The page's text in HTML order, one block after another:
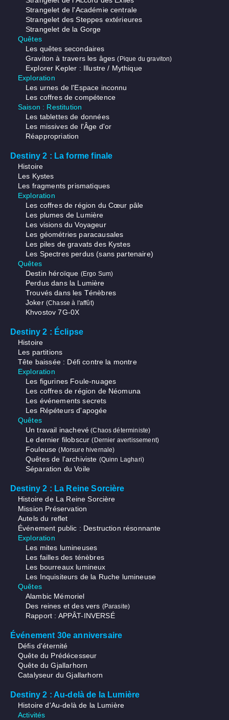
Strangelet de l'Académie centrale
Strangelet des Steppes extérieures
Strangelet de la Gorge
Quêtes
Les quêtes secondaires
Graviton à travers les âges(Pique du graviton)
Explorer Kepler : Illustre / Mythique
Exploration
Les urnes de l'Espace inconnu
Les coffres de compétence
Saison : Restitution
Les tablettes de données
Les missives de l'Âge d'or
Réappropriation
Destiny 2 : La forme finale
Histoire
Les Kystes
Les fragments prismatiques
Exploration
Les coffres de région du Cœur pâle
Les plumes de Lumière
Les visions du Voyageur
Les géométries paracausales
Les piles de gravats des Kystes
Les Spectres perdus (sans partenaire)
Quêtes
Destin héroïque (Ergo Sum)
Perdus dans la Lumière
Trouvés dans les Ténèbres
Joker (Chasse à l'affût)
Khvostov 7G-0X
Destiny 2 : Éclipse
Histoire
Les partitions
Tête baissée : Défi contre la montre
Exploration
Les figurines Foule-nuages
Les coffres de région de Néomuna
Les événements secrets
Les Répéteurs d'apogée
Quêtes
Un travail inachevé (Chaos déterministe)
Le dernier filobscur(Dernier avertissement)
Fouleuse(Morsure hivernale)
Quêtes de l'archiviste (Quinn Laghari)
Séparation du Voile
Destiny 2 : La Reine Sorcière
Histoire de La Reine Sorcière
Mission Préservation
Autels du reflet
Événement public : Destruction résonnante
Exploration
Les mites lumineuses
Les failles des ténèbres
Les bourreaux lumineux
Les Inquisiteurs de la Ruche lumineuse
Quêtes
Alambic Mémoriel
Des reines et des vers (Parasite)
Rapport : APPÂT-INVERSÉ
Événement 30e anniversaire
Défis d'éternité
Quête du Prédécesseur
Quête du Gjallarhorn
Catalyseur du Gjallarhorn
Destiny 2 : Au-delà de la Lumière
Histoire d'Au-delà de la Lumière
Activités